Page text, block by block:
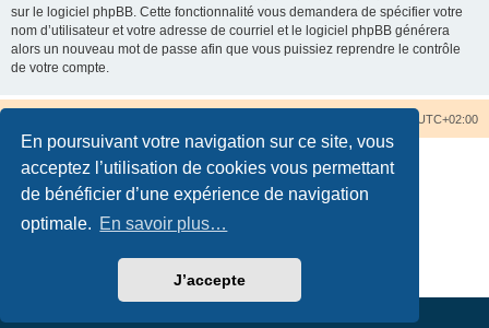
En poursuivant votre navigation sur ce site, vous
acceptez l’utilisation de cookies vous permettant
de bénéficier d’une expérience de navigation
optimale. En savoir plus…
J’accepte
sur le logiciel phpBB. Cette fonctionnalité vous demandera de spécifier votre
nom d’utilisateur et votre adresse de courriel et le logiciel phpBB générera
alors un nouveau mot de passe afin que vous puissiez reprendre le contrôle
de votre compte.
UTC+02:00
Traduction française officielle©
Confidentialité